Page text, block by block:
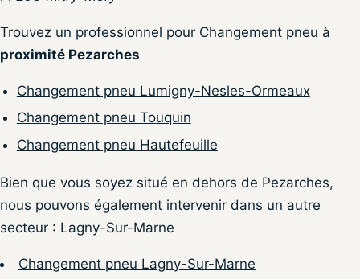
Trouvez un professionnel pour Changement pneu à
proximité Pezarches
Changement pneu Lumigny-Nesles-Ormeaux
Changement pneu Touquin
Changement pneu Hautefeuille
Bien que vous soyez situé en dehors de Pezarches,
nous pouvons également intervenir dans un autre
secteur : Lagny-Sur-Marne
Changement pneu Lagny-Sur-Marne